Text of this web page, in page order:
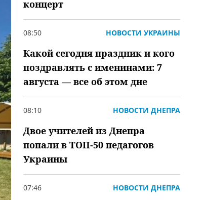
концерт
08:50 НОВОСТИ УКРАИНЫ
Какой сегодня праздник и кого
поздравлять с именинами: 7
августа — все об этом дне
08:10 НОВОСТИ ДНЕПРА
Двое учителей из Днепра
попали в ТОП-50 педагогов
Украины
07:46 НОВОСТИ ДНЕПРА